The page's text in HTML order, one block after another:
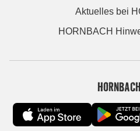
Aktuelles bei
HORNBACH